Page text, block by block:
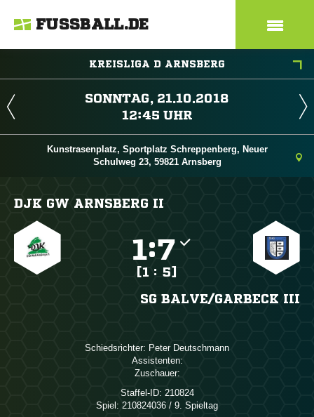
FUSSBALL.DE
KREISLIGA D ARNSBERG
 
 
Kunstrasenplatz, Sportplatz Schreppenberg, Neuer
Schulweg 23, 59821 Arnsberg
DJK GW ARNSBERG II
:
[1 : 5]
SG BALVE/​GARBECK III
Schiedsrichter:  
Assistenten:
Zuschauer:
Staffel-ID: 210824
Spiel: 210824036 / 9. Spieltag